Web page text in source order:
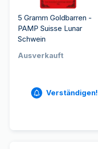
5 Gramm Goldbarren -
PAMP Suisse Lunar
Schwein
Ausverkauft
Verständigen!